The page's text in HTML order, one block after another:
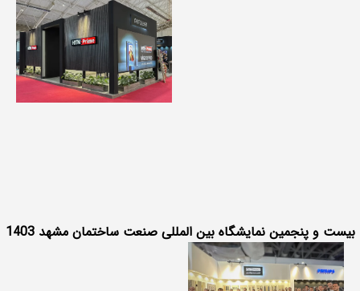
بیست و پنجمین نمایشگاه بین المللی صنعت ساختمان مشهد 1403